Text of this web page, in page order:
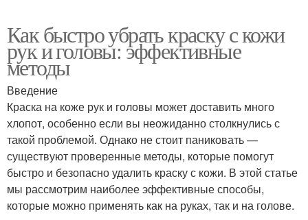
Как быстро убрать краску с кожи
рук и головы: эффективные
методы
Введение
Краска на коже рук и головы может доставить много
хлопот, особенно если вы неожиданно столкнулись с
такой проблемой. Однако не стоит паниковать —
существуют проверенные методы, которые помогут
быстро и безопасно удалить краску с кожи. В этой статье
мы рассмотрим наиболее эффективные способы,
которые можно применять как на руках, так и на голове.